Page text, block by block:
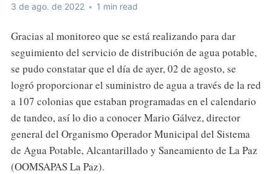
3 de ago. de 2022 • 1 min read
Gracias al monitoreo que se está realizando para dar
seguimiento del servicio de distribución de agua potable,
se pudo constatar que el día de ayer, 02 de agosto, se
logró proporcionar el suministro de agua a través de la red
a 107 colonias que estaban programadas en el calendario
de tandeo, así lo dio a conocer Mario Gálvez, director
general del Organismo Operador Municipal del Sistema
de Agua Potable, Alcantarillado y Saneamiento de La Paz
(OOMSAPAS La Paz).